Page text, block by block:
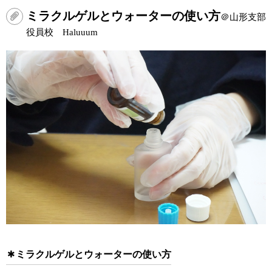
ミラクルゲルとウォーターの使い方＠山形支部
役員校 Haluuum
ミラクルゲルとウォーターの使い方